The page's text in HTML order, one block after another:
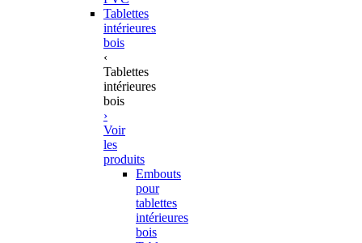
Tablettes
intérieures
bois
‹
Tablettes
intérieures
bois
›
Voir
les
produits
Embouts
pour
tablettes
intérieures
bois